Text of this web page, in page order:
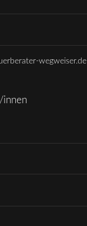
wegweiser.de
innen